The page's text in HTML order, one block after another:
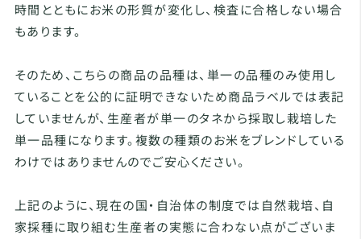
時間とともにお米の形質が変化し、検査に合格しない場合
もあります。
そのため、こちらの商品の品種は、単一の品種のみ使用し
ていることを公的に証明できないため商品ラベルでは表記
していませんが、生産者が単一のタネから採取し栽培した
単一品種になります。複数の種類のお米をブレンドしている
わけではありませんのでご安心ください。
上記のように、現在の国・自治体の制度では自然栽培、自
家採種に取り組む生産者の実態に合わない点がございま